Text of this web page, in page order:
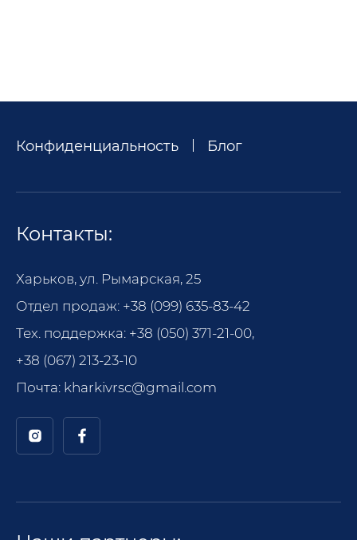
Контакты:
Харьков, ул. Рымарская, 25
Отдел продаж: +38 (099) 635-83-42
Тех. поддержка: +38 (050) 371-21-00,
+38 (067) 213-23-10
Почта: kharkivrsc@gmail.com
Конфиденциальность Блог